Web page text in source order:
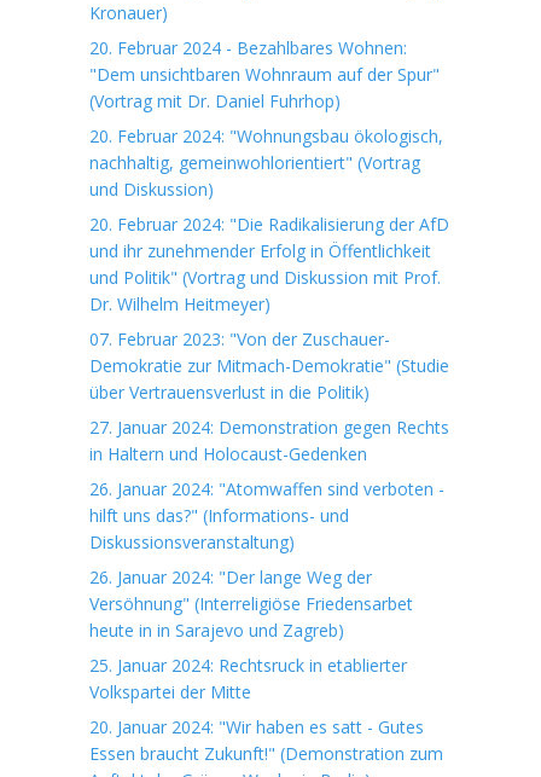
Kronauer)
20. Februar 2024 - Bezahlbares Wohnen:
"Dem unsichtbaren Wohnraum auf der Spur"
(Vortrag mit Dr. Daniel Fuhrhop)
20. Februar 2024: "Wohnungsbau ökologisch,
nachhaltig, gemeinwohlorientiert" (Vortrag
und Diskussion)
20. Februar 2024: "Die Radikalisierung der AfD
und ihr zunehmender Erfolg in Öffentlichkeit
und Politik" (Vortrag und Diskussion mit Prof.
Dr. Wilhelm Heitmeyer)
07. Februar 2023: "Von der Zuschauer-
Demokratie zur Mitmach-Demokratie" (Studie
über Vertrauensverlust in die Politik)
27. Januar 2024: Demonstration gegen Rechts
in Haltern und Holocaust-Gedenken
26. Januar 2024: "Atomwaffen sind verboten -
hilft uns das?" (Informations- und
Diskussionsveranstaltung)
26. Januar 2024: "Der lange Weg der
Versöhnung" (Interreligiöse Friedensarbet
heute in in Sarajevo und Zagreb)
25. Januar 2024: Rechtsruck in etablierter
Volkspartei der Mitte
20. Januar 2024: "Wir haben es satt - Gutes
Essen braucht Zukunft!" (Demonstration zum